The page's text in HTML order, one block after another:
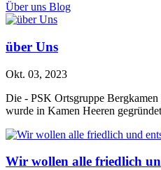
Über uns Blog
über Uns
Okt. 03, 2023
Die - PSK Ortsgruppe
wurde in Kamen Heeren
Wir wollen alle friedlich